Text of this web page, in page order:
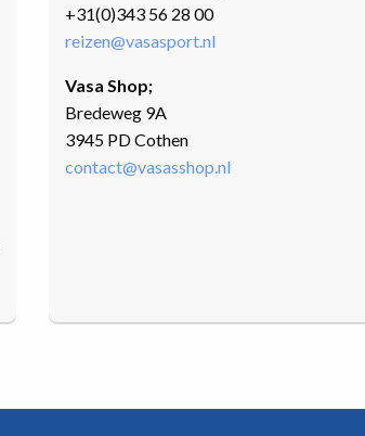
+31(0)343 56 28 00
reizen@vasasport.nl
Vasa Shop;
Bredeweg 9A
3945 PD Cothen
contact@vasasshop.nl